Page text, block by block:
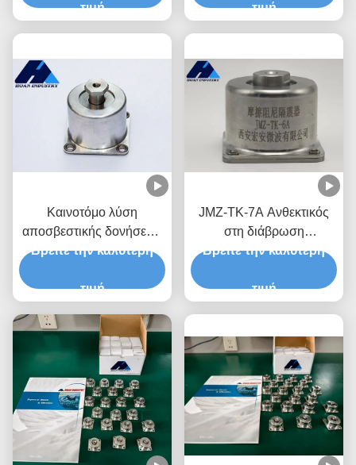
προστασία από ταραχές
τιμή
Εξοπλισμό HVAC,
τιμή
Καινοτόμο λύση
αποσβεστικής δονήσεως
JMZ-TK-6A
κραδασμού από
Hoan Microwave Co. Ltd.
Βρείτε την καλύτερη
τιμή
JMZ-TK-7A Ανθεκτικός
στη διάβρωση
απομονωτής
με αποδοτικότητα
δονήσεις στην ενέργεια
και την εξόρυξη
Βρείτε την καλύτερη
τιμή